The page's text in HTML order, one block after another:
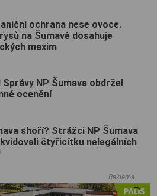
ochrana nese ovoce.
na Šumavě dosahuje
maxim
Správy NP Šumava obdržel
ocenění
shoří? Strážci NP Šumava
čtyřicítku nelegálních
Reklama